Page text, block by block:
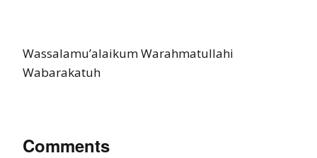
Wassalamu’alaikum Warahmatullahi
Wabarakatuh
Comments